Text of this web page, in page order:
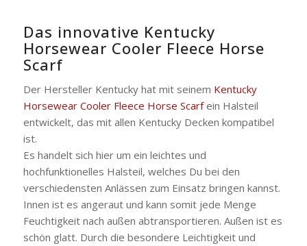
Das innovative Kentucky
Horsewear Cooler Fleece Horse
Scarf
Der Hersteller Kentucky hat mit seinem Kentucky
Horsewear Cooler Fleece Horse Scarfein Halsteil
entwickelt, das mit allen Kentucky Decken kompatibel
ist.
Es handelt sich hier um ein leichtes und
hochfunktionelles Halsteil, welches Du bei den
verschiedensten Anlässen zum Einsatz bringen kannst.
Innen ist es angeraut und kann somit jede Menge
Feuchtigkeit nach außen abtransportieren. Außen ist es
schön glatt. Durch die besondere Leichtigkeit und